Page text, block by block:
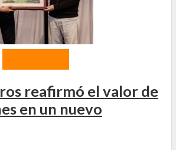
reafirmó el valor de
en un nuevo